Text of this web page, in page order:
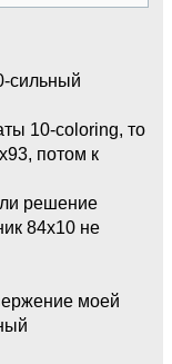
сильный
10-coloring, то
потом к
решение
84х10 не
моей